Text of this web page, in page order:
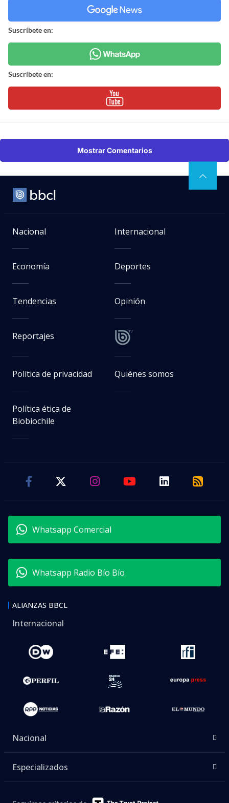
Suscríbete en:
Suscríbete en:
Mostrar Comentarios
Nacional Internacional
Economía Deportes
Tendencias Opinión
Reportajes
Política de privacidad Quiénes somos
Política ética de
Biobiochile
Whatsapp Comercial
Whatsapp Radio Bío Bío
ALIANZAS BBCL
Internacional
Nacional
Especializados